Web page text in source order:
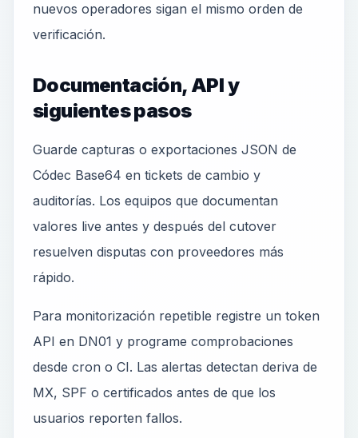
nuevos operadores sigan el mismo orden de
verificación.
Documentación, API y
siguientes pasos
Guarde capturas o exportaciones JSON de
Códec Base64 en tickets de cambio y
auditorías. Los equipos que documentan
valores live antes y después del cutover
resuelven disputas con proveedores más
rápido.
Para monitorización repetible registre un token
API en DN01 y programe comprobaciones
desde cron o CI. Las alertas detectan deriva de
MX, SPF o certificados antes de que los
usuarios reporten fallos.